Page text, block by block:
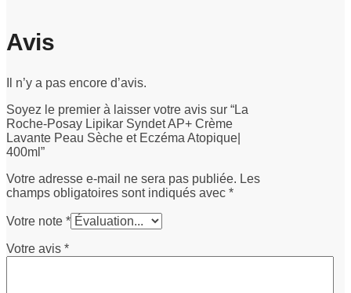
Avis
Il n’y a pas encore d’avis.
Soyez le premier à laisser votre avis sur “La
Roche-Posay Lipikar Syndet AP+ Crème
Lavante Peau Sèche et Eczéma Atopique|
400ml”
Votre adresse e-mail ne sera pas publiée. Les
champs obligatoires sont indiqués avec *
Votre note *
Votre avis *